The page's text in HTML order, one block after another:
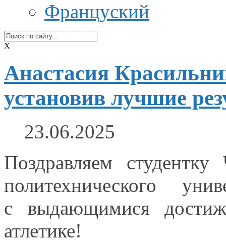
Француский
X
Анастасия
установив лучшие
23.06.2025
Поздравляем студентку
политехнического
с выдающимися
атлетике!